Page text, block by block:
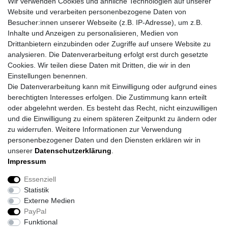
Impressum
Barrierefreiheitserklärung
Website und verarbeiten personenbezogene Daten von
Besucher:innen unserer Webseite (z.B. IP-Adresse), um z.B.
Inhalte und Anzeigen zu personalisieren, Medien von
Drittanbietern einzubinden oder Zugriffe auf unsere Website zu
analysieren. Die Datenverarbeitung erfolgt erst durch gesetzte
Cookies. Wir teilen diese Daten mit Dritten, die wir in den
Einstellungen benennen.
Die Datenverarbeitung kann mit Einwilligung oder aufgrund eines
berechtigten Interesses erfolgen. Die Zustimmung kann erteilt
oder abgelehnt werden. Es besteht das Recht, nicht einzuwilligen
und die Einwilligung zu einem späteren Zeitpunkt zu ändern oder
zu widerrufen. Weitere Informationen zur Verwendung
personenbezogener Daten und den Diensten erklären wir in
unserer Daten­schutz­erklärung
Impressum
Essenziell
Statistik
Externe Medien
PayPal
Funktional